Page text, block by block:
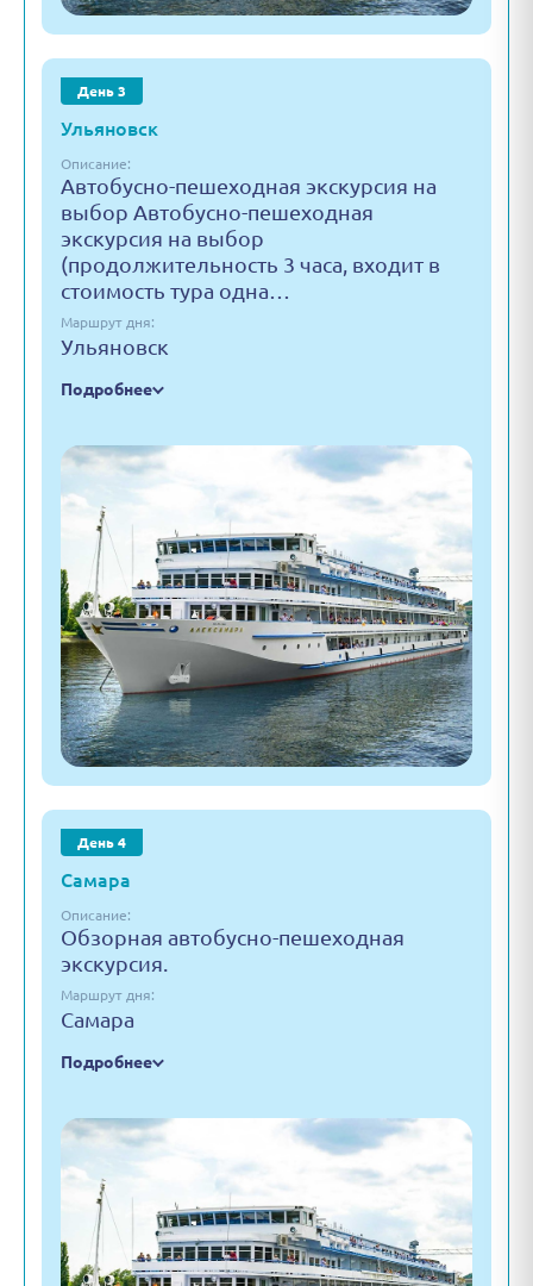
День 3
Ульяновск
Описание:
Автобусно-пешеходная экскурсия на
выбор Автобусно-пешеходная
экскурсия на выбор
(продолжительность 3 часа, входит в
стоимость тура одна…
Маршрут дня:
Ульяновск
Подробнее
День 4
Самара
Описание:
Обзорная автобусно-пешеходная
экскурсия.
Маршрут дня:
Самара
Подробнее